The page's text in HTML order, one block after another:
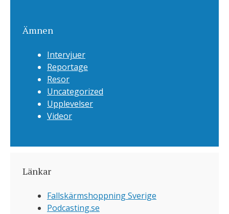
Ämnen
Intervjuer
Reportage
Resor
Uncategorized
Upplevelser
Videor
Länkar
Fallskärmshoppning Sverige
Podcasting.se